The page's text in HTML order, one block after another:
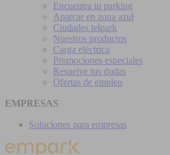
Encuentra tu parking
Aparcar en zona azul
Ciudades telpark
Nuestros productos
Carga eléctrica
Promociones especiales
Resuelve tus dudas
Ofertas de empleo
EMPRESAS
Soluciones para empresas